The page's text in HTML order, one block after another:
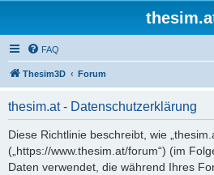
FAQ
Thesim3D Forum
thesim.at - Datenschutzerklärung
Diese Richtlinie beschreibt, wie
(„https://www.thesim.at/forum“) (im
Daten verwendet, die während Ihres